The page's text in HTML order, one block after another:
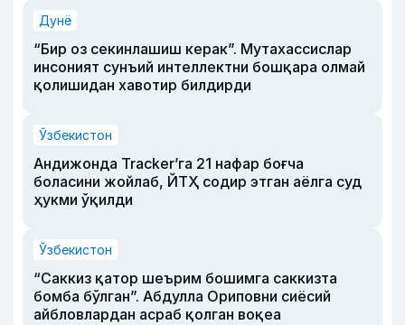
Дунё
“Бир оз секинлашиш керак”. Мутахассислар
инсоният сунъий интеллектни бошқара олмай
қолишидан хавотир билдирди
Ўзбекистон
Андижонда Tracker’га 21 нафар боғча
боласини жойлаб, ЙТҲ содир этган аёлга суд
ҳукми ўқилди
Ўзбекистон
“Саккиз қатор шеърим бошимга саккизта
бомба бўлган”. Абдулла Ориповни сиёсий
айбловлардан асраб қолган воқеа